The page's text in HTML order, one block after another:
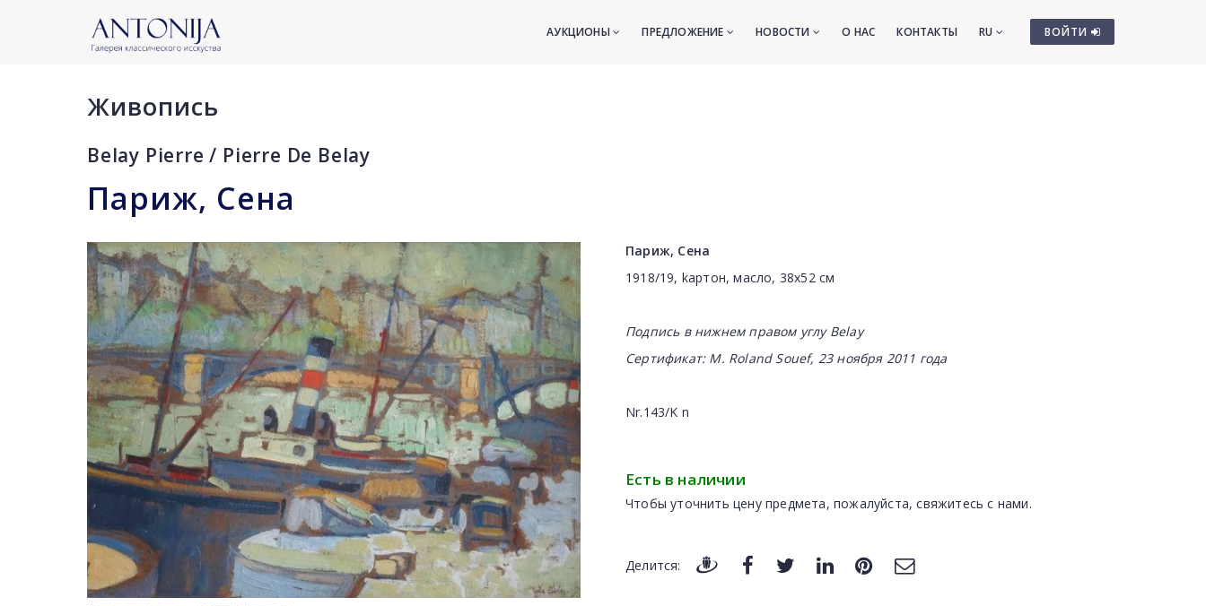
ВОЙТИ
АУКЦИОНЫ ПРЕДЛОЖЕНИЕ НОВОСТИ О НАС КОНТАКТЫ RU
Живопись
Belay Pierre / Pierre De Belay
Париж, Сена
Париж, Сена
1918/19, kартон, масло, 38x52 см
Подпись в нижнем правом углуBelay
Сертификат: M. Roland Souef, 23 ноября 2011 года
Nr.143/K n
Есть в наличии
Чтобы уточнить цену предмета, пожалуйста, свяжитесь с нами.
Делится: